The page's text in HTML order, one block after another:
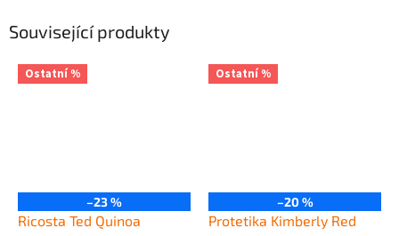
Související produkty
Ostatní %
–23 %
Ricosta Ted Quinoa
Ostatní %
–20 %
Protetika Kimberly Red